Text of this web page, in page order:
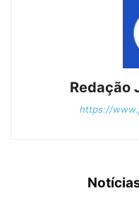
Redação
https://